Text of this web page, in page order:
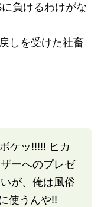
負けるわけがな
しを受けた社畜
ケッ!!!!! ヒカ
ーへのプレゼ
が、俺は風俗
使うんや!!